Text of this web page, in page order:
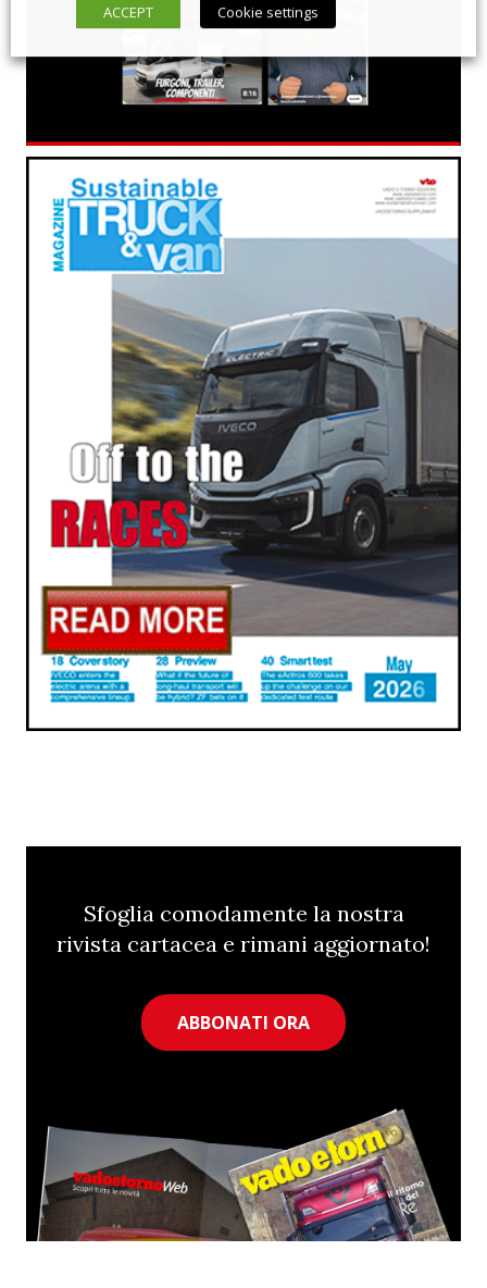
Sfoglia comodamente la nostra
rivista cartacea e rimani aggiornato!
ABBONATI ORA
ACCEPT
Cookie settings